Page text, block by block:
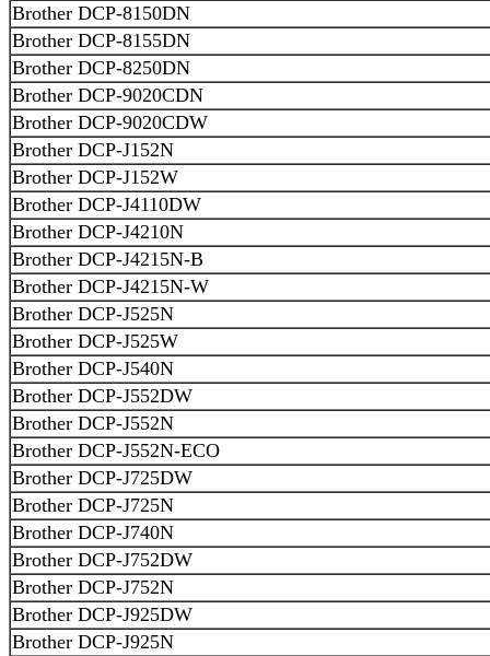
Brother DCP-8150DN
Brother DCP-8155DN
Brother DCP-8250DN
Brother DCP-9020CDN
Brother DCP-9020CDW
Brother DCP-J152N
Brother DCP-J152W
Brother DCP-J4110DW
Brother DCP-J4210N
Brother DCP-J4215N-B
Brother DCP-J4215N-W
Brother DCP-J525N
Brother DCP-J525W
Brother DCP-J540N
Brother DCP-J552DW
Brother DCP-J552N
Brother DCP-J552N-ECO
Brother DCP-J725DW
Brother DCP-J725N
Brother DCP-J740N
Brother DCP-J752DW
Brother DCP-J752N
Brother DCP-J925DW
Brother DCP-J925N